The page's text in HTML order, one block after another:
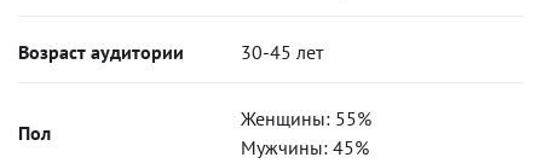
Возраст аудитории 30-45 лет
Пол
Женщины: 55%
Мужчины: 45%